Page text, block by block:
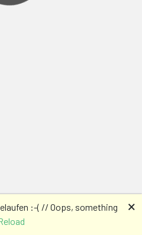
:-( // Oops, something
🗙